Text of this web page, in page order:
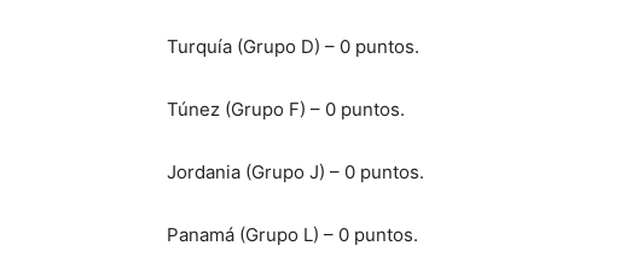
Turquía (Grupo D) – 0 puntos.
Túnez (Grupo F) – 0 puntos.
Jordania (Grupo J) – 0 puntos.
Panamá (Grupo L) – 0 puntos.